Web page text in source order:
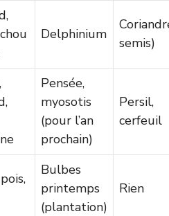
Delphinium
semis)
Pensée,
myosotis
(pour l’an
prochain)
Persil,
cerfeuil
Bulbes
printemps
(plantation)
Rien